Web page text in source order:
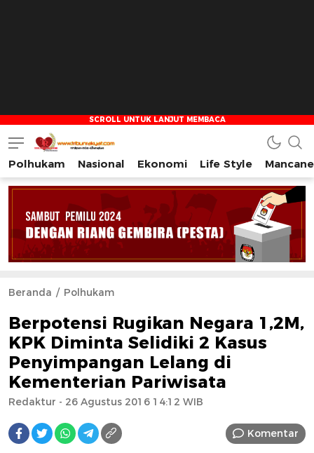
Tribun Rakyat
Tulus – Terdepan – Diharapkan
Polhukam Nasional Ekonomi Life Style
Beranda Polhukam
Berpotensi Rugikan Negara 1,2M,
KPK Diminta Selidiki 2 Kasus
Penyimpangan Lelang di
Kementerian Pariwisata
Redaktur - 26 Agustus 2016 14:12 WIB
Komentar